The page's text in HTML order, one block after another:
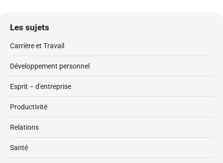
Les sujets
Carrière et Travail
Développement personnel
Esprit – d'entreprise
Productivité
Relations
Santé